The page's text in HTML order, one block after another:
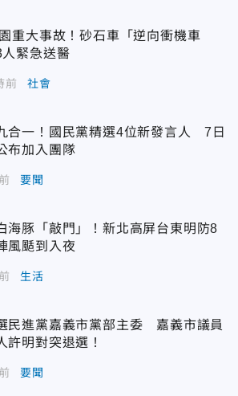
重大事故！砂石車「逆向衝機車
緊急送醫
前 社會
合一！國民黨精選4位新發言人 7日
布加入團隊
要聞
海豚「敲門」！新北高屏台東明防8
風颳到入夜
生活
民進黨嘉義市黨部主委 嘉義市議員
許明對突退選！
要聞